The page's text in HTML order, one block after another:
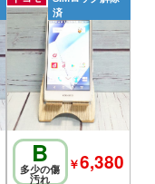
済
B
多少の傷
汚れ
￥6,380